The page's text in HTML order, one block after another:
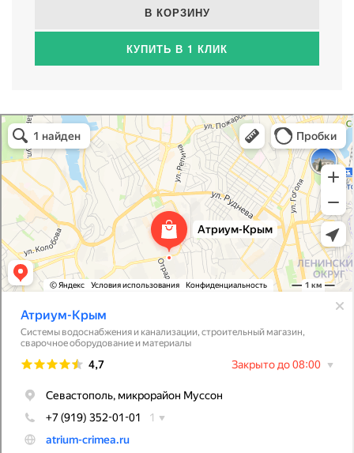
В КОРЗИНУ
КУПИТЬ В 1 КЛИК
Атриум-Крым
Системы водоснабжения, отопления, канализации в Севастополе
Снабжение строительных объектов в Севастополе